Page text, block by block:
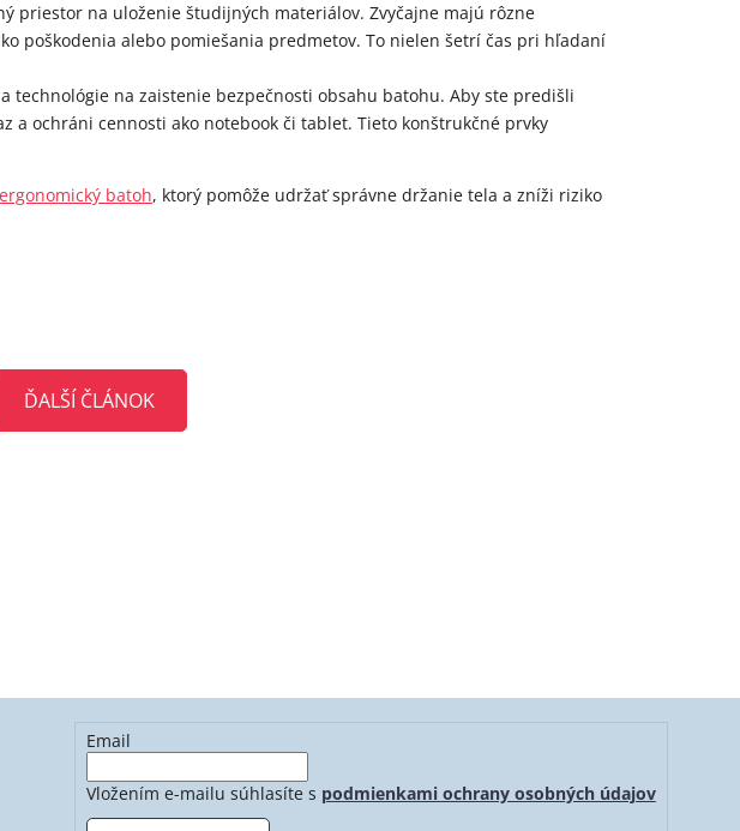
priestor na uloženie študijných materiálov. Zvyčajne majú rôzne
poškodenia alebo pomiešania predmetov. To nielen šetrí čas pri hľadaní
technológie na zaistenie bezpečnosti obsahu batohu. Aby ste predišli
a ochráni cennosti ako notebook či tablet. Tieto konštrukčné prvky
ergonomický batoh, ktorý pomôže udržať správne držanie tela a zníži riziko
ĎALŠÍ ČLÁNOK
Email
Vložením e-mailu súhlasíte s podmienkami ochrany osobných údajov